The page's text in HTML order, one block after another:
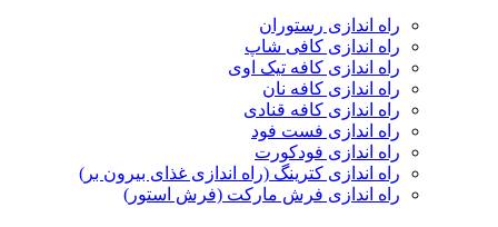
راه اندازی رستوران
راه اندازی کافی شاپ
راه اندازی کافه تیک اوی
راه اندازی کافه نان
راه اندازی کافه قنادی
راه اندازی فست فود
راه اندازی فودکورت
راه اندازی کترینگ (راه‌ اندازی غذای بیرون بر)
راه اندازی فرش مارکت (فرش استور)